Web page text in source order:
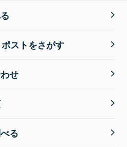
ストをさがす
せ
る